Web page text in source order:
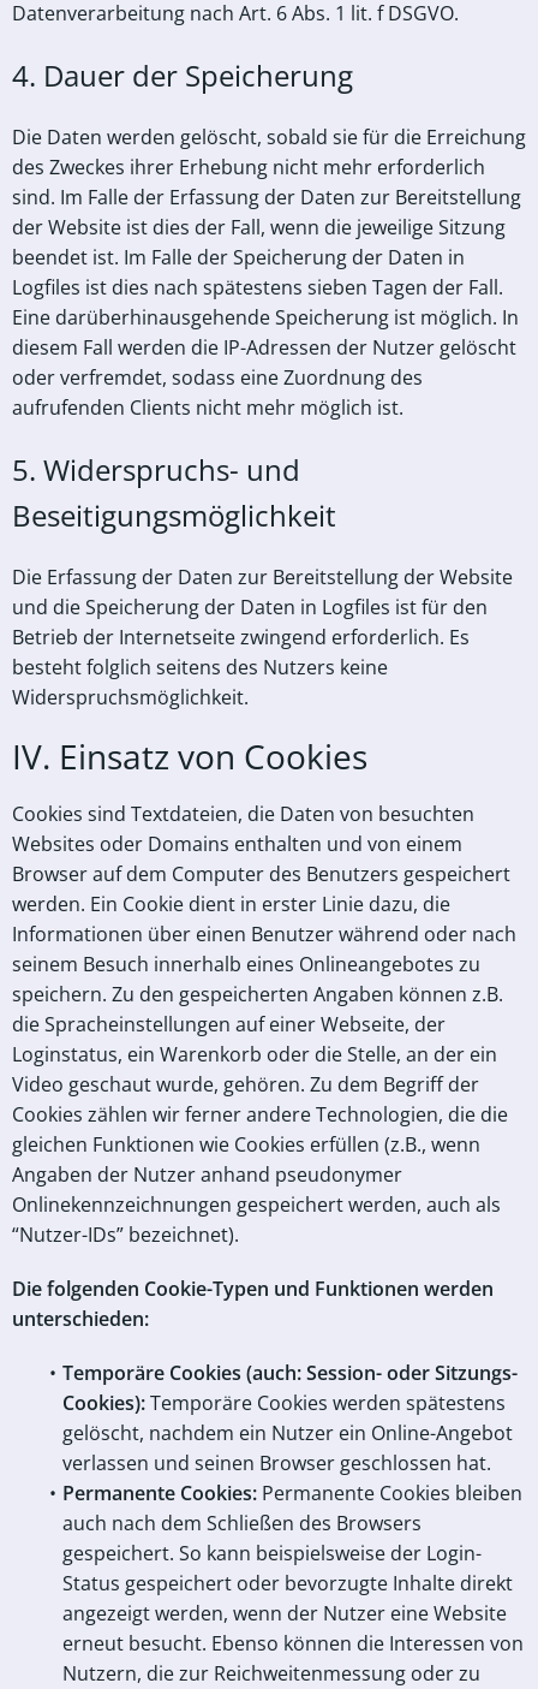
Datenverarbeitung nach Art. 6 Abs. 1 lit. f DSGVO.
4. Dauer der Speicherung
Die Daten werden gelöscht, sobald sie für die Erreichung
des Zweckes ihrer Erhebung nicht mehr erforderlich
sind. Im Falle der Erfassung der Daten zur Bereitstellung
der Website ist dies der Fall, wenn die jeweilige Sitzung
beendet ist. Im Falle der Speicherung der Daten in
Logfiles ist dies nach spätestens sieben Tagen der Fall.
Eine darüberhinausgehende Speicherung ist möglich. In
diesem Fall werden die IP-Adressen der Nutzer gelöscht
oder verfremdet, sodass eine Zuordnung des
aufrufenden Clients nicht mehr möglich ist.
5. Widerspruchs- und
Beseitigungsmöglichkeit
Die Erfassung der Daten zur Bereitstellung der Website
und die Speicherung der Daten in Logfiles ist für den
Betrieb der Internetseite zwingend erforderlich. Es
besteht folglich seitens des Nutzers keine
Widerspruchsmöglichkeit.
IV. Einsatz von Cookies
Cookies sind Textdateien, die Daten von besuchten
Websites oder Domains enthalten und von einem
Browser auf dem Computer des Benutzers gespeichert
werden. Ein Cookie dient in erster Linie dazu, die
Informationen über einen Benutzer während oder nach
seinem Besuch innerhalb eines Onlineangebotes zu
speichern. Zu den gespeicherten Angaben können z.B.
die Spracheinstellungen auf einer Webseite, der
Loginstatus, ein Warenkorb oder die Stelle, an der ein
Video geschaut wurde, gehören. Zu dem Begriff der
Cookies zählen wir ferner andere Technologien, die die
gleichen Funktionen wie Cookies erfüllen (z.B., wenn
Angaben der Nutzer anhand pseudonymer
Onlinekennzeichnungen gespeichert werden, auch als
“Nutzer-IDs” bezeichnet).
Die folgenden Cookie-Typen und Funktionen werden
unterschieden:
Temporäre Cookies (auch: Session- oder Sitzungs-
Cookies):Temporäre Cookies werden spätestens
gelöscht, nachdem ein Nutzer ein Online-Angebot
verlassen und seinen Browser geschlossen hat.
Permanente Cookies:Permanente Cookies bleiben
auch nach dem Schließen des Browsers
gespeichert. So kann beispielsweise der Login-
Status gespeichert oder bevorzugte Inhalte direkt
angezeigt werden, wenn der Nutzer eine Website
erneut besucht. Ebenso können die Interessen von
Nutzern, die zur Reichweitenmessung oder zu